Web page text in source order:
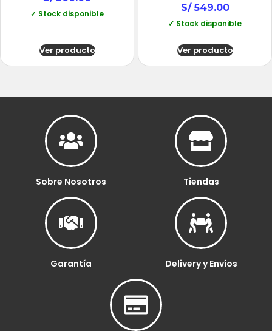
✓ Stock disponible
Ver producto
S/549.00
✓ Stock disponible
Ver producto
Sobre Nosotros Tiendas
Garantía Delivery y Envíos